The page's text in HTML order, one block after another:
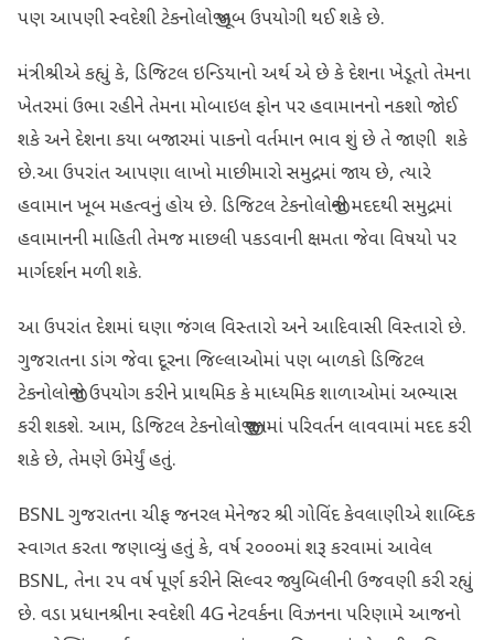
પણ આપણી સ્વદેશી ટેકનોલોજી ખૂબ ઉપયોગી થઈ શકે છે.
મંત્રીશ્રીએ કહ્યું કે, ડિજિટલ ઇન્ડિયાનો અર્થ એ છે કે દેશના ખેડૂતો તેમના
ખેતરમાં ઉભા રહીને તેમના મોબાઇલ ફોન પર હવામાનનો નકશો જોઈ
શકે અને દેશના કયા બજારમાં પાકનો વર્તમાન ભાવ શું છે તે જાણી શકે
છે.આ ઉપરાંત આપણા લાખો માછીમારો સમુદ્રમાં જાય છે, ત્યારે
હવામાન ખૂબ મહત્વનું હોય છે. ડિજિટલ ટેકનોલોજીની મદદથી સમુદ્રમાં
હવામાનની માહિતી તેમજ માછલી પકડવાની ક્ષમતા જેવા વિષયો પર
માર્ગદર્શન મળી શકે.
આ ઉપરાંત દેશમાં ઘણા જંગલ વિસ્તારો અને આદિવાસી વિસ્તારો છે.
ગુજરાતના ડાંગ જેવા દૂરના જિલ્લાઓમાં પણ બાળકો ડિજિટલ
ટેકનોલોજીનો ઉપયોગ કરીને પ્રાથમિક કે માધ્યમિક શાળાઓમાં અભ્યાસ
કરી શકશે. આમ, ડિજિટલ ટેકનોલોજી જીવનમાં પરિવર્તન લાવવામાં મદદ કરી
શકે છે, તેમણે ઉમેર્યું હતું.
BSNL ગુજરાતના ચીફ જનરલ મેનેજર શ્રી ગોવિંદ કેવલાણીએ શાબ્દિક
સ્વાગત કરતા જણાવ્યું હતું કે, વર્ષ ૨૦૦૦માં શરૂ કરવામાં આવેલ
BSNL, તેના ૨૫ વર્ષ પૂર્ણ કરીને સિલ્વર જ્યુબિલીની ઉજવણી કરી રહ્યું
છે. વડા પ્રધાનશ્રીના સ્વદેશી 4G નેટવર્કના વિઝનના પરિણામે આજનો